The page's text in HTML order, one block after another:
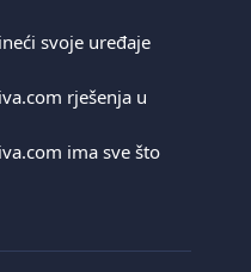
svoje uređaje
rješenja u
ima sve što